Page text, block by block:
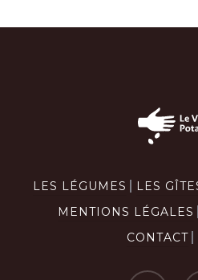
LES LÉGUMES LES
MENTIONS LÉGALES
CONTACT